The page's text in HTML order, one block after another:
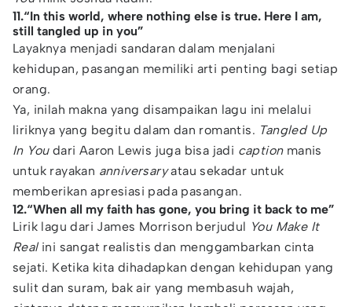
11.“In this world, where nothing else is true. Here I am,
still tangled up in you”
Layaknya menjadi sandaran dalam menjalani
kehidupan, pasangan memiliki arti penting bagi setiap
orang.
Ya, inilah makna yang disampaikan lagu ini melalui
liriknya yang begitu dalam dan romantis. Tangled Up
In Youdari Aaron Lewis juga bisa jadi captionmanis
untuk rayakan anniversaryatau sekadar untuk
memberikan apresiasi pada pasangan.
12.“When all my faith has gone, you bring it back to me”
Lirik lagu dari James Morrison berjudul You Make It
Realini sangat realistis dan menggambarkan cinta
sejati. Ketika kita dihadapkan dengan kehidupan yang
sulit dan suram, bak air yang membasuh wajah,